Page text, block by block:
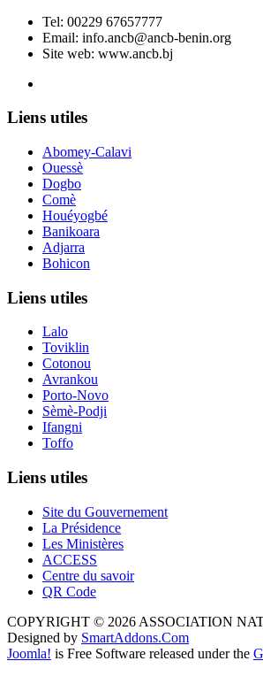
Tel: 00229 67657777
Email: info.ancb@ancb-benin.org
Site web: www.ancb.bj
Liens utiles
Abomey-Calavi
Ouessè
Dogbo
Comè
Houéyogbé
Banikoara
Adjarra
Bohicon
Liens utiles
Lalo
Toviklin
Cotonou
Avrankou
Porto-Novo
Sèmè-Podji
Ifangni
Toffo
Liens utiles
Site du Gouvernement
La Présidence
Les Ministères
ACCESS
Centre du savoir
QR Code
COPYRIGHT © 2026 ASSOCIATION
Designed by SmartAddons.Com
Joomla! is Free Software released under the